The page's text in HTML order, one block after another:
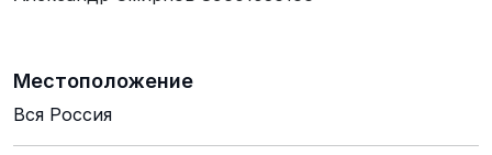
Местоположение
Вся Россия